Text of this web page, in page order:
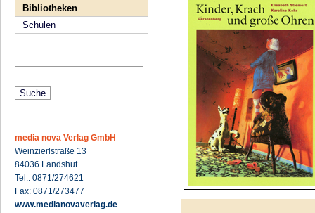
Bibliotheken
Schulen
media nova Verlag GmbH
Weinzierlstraße 13
84036 Landshut
Tel.: 0871/274621
Fax: 0871/273477
www.medianovaverlag.de